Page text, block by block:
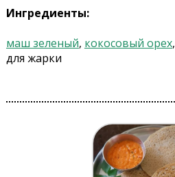
Ингредиенты:
маш зеленый, кокосовый орех,
для жарки